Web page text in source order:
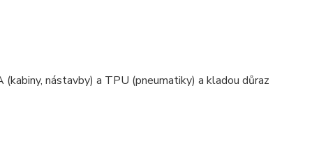
nástavby) a TPU (pneumatiky) a kladou důraz